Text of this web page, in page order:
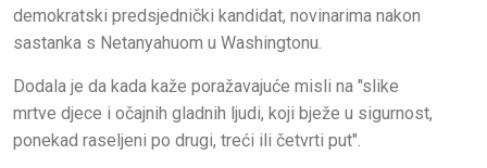
demokratski predsjednički kandidat, novinarima nakon
sastanka s Netanyahuom u Washingtonu.
Dodala je da kada kaže poražavajuće misli na "slike
mrtve djece i očajnih gladnih ljudi, koji bježe u sigurnost,
ponekad raseljeni po drugi, treći ili četvrti put".